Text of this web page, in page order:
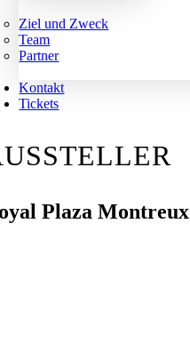
Ziel und Zweck
Team
Partner
Kontakt
Tickets
Plaza Montreux